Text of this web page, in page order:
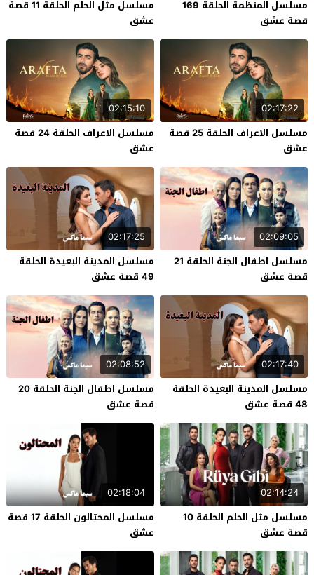
مسلسل المنظمة الحلقة 169
قصة عشق
مسلسل مثل الحلم الحلقة 11 قصة
عشق
02:17:22
مسلسل الاعراف الحلقة 25 قصة
عشق
02:15:10
مسلسل الاعراف الحلقة 24 قصة
عشق
02:09:05
مسلسل اطفال الجنة الحلقة 21
قصة عشق
02:17:25
مسلسل المدينة البعيدة الحلقة
49 قصة عشق
02:17:40
مسلسل المدينة البعيدة الحلقة
48 قصة عشق
02:08:52
مسلسل اطفال الجنة الحلقة 20
قصة عشق
02:14:24
مسلسل مثل الحلم الحلقة 10
قصة عشق
02:18:04
مسلسل المحتالون الحلقة 17 قصة
عشق